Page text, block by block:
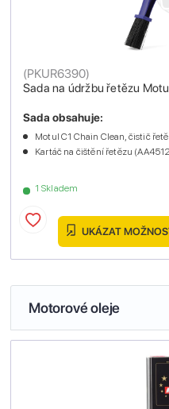
Sada na údržbu řetězu
(PKUR6390)
1 Skladem
Sada obsahuje:
Motul C1 Chain Clean, čistič
Kartáč na čištění řetězu
UKÁZAT
Motorové oleje